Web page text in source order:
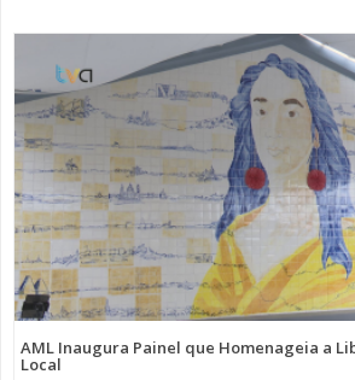
AML Inaugura Painel que Homenageia a
Local